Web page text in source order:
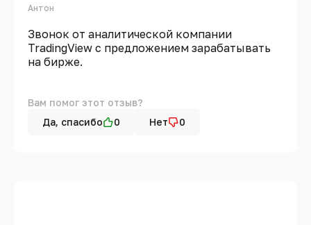
Антон
Звонок от аналитической компании
TradingView с предложением зарабатывать
на бирже.
Вам помог этот отзыв?
Да, спасибо
0 Нет 0